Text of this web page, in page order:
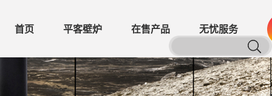
首页 平客壁炉 在售产品 无忧服务